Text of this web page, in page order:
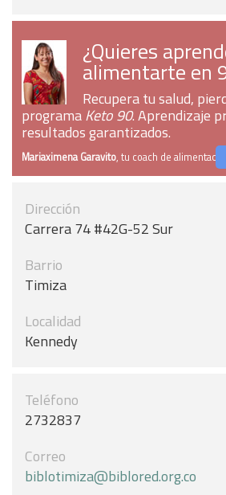
¿Quieres
alimentarte en
Recupera tu salud,
programaKeto 90. Aprendizaje
resultados garantizados.
Mariaximena Garavito, tu coach de
Dirección
Carrera 74 #42G-52 Sur
Barrio
Timiza
Localidad
Kennedy
Teléfono
2732837
Correo
biblotimiza@biblored.org.co